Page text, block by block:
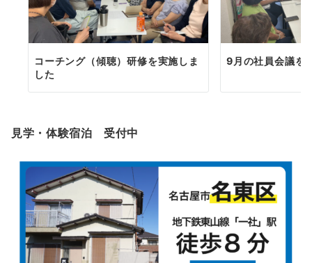
コーチング（傾聴）研修を実施しま
した
9月の社員会議を
見学・体験宿泊 受付中